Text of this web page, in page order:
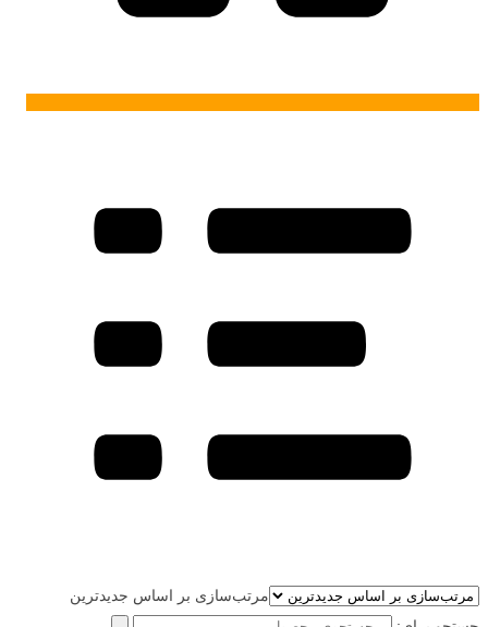
مرتب‌سازی بر اساس جدیدترین